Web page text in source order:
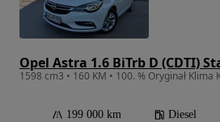
199 000 km Diesel